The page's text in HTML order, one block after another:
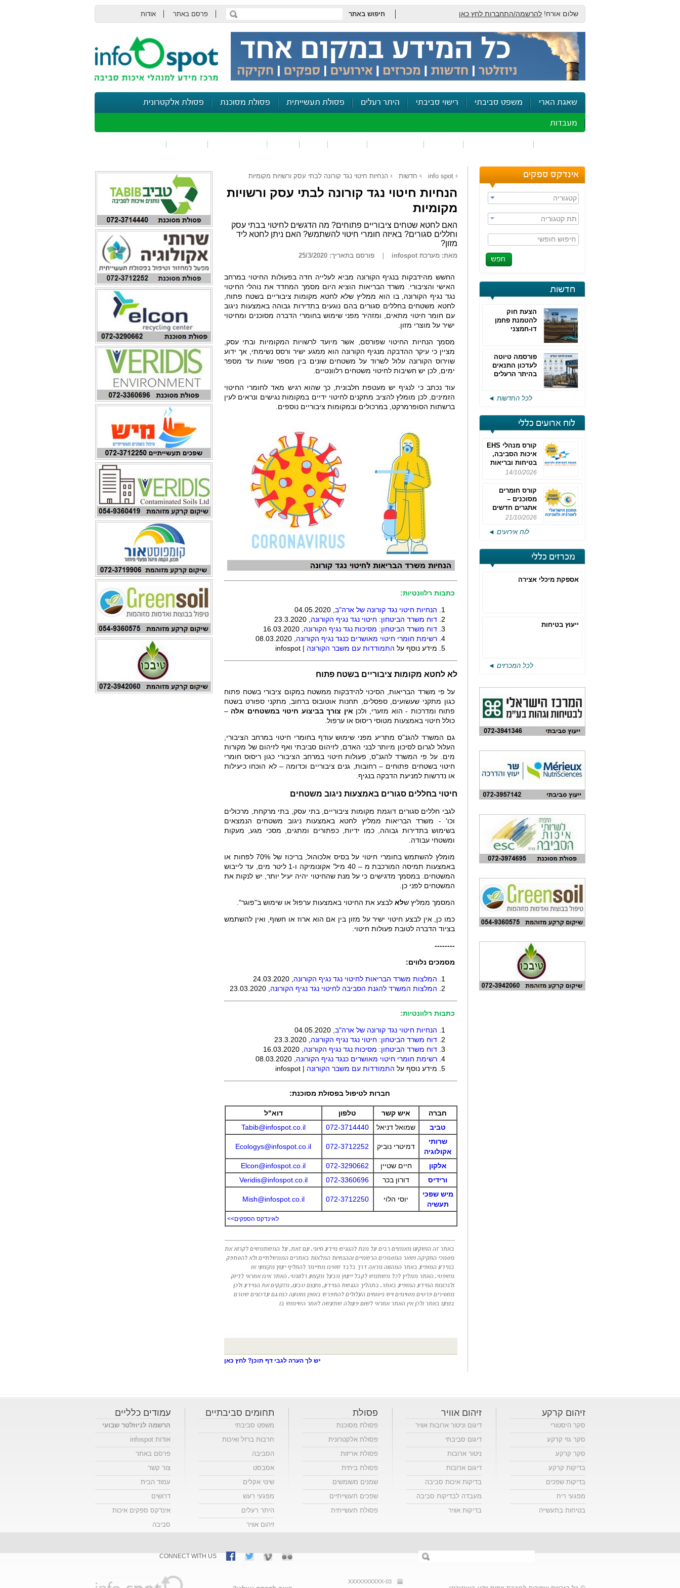
שלום אורח! להרשמה/התחברות לחץ כאן חיפוש באתר פרסם באתר אודות
שאגת הארי משפט סביבתי רישוי סביבתי היתר רעלים פסולת תעשייתית פסולת מסוכנת פסולת אלקטרונית
מעבדות
אינדקס ספקים
קטגוריה
תת קטגוריה
חיפוש חופשי
חדשות
הצעת חוק
להטמנת פחמן
דו-חמצני
פורסמה טיוטה
לעדכון התנאים
בהיתר הרעלים
לכל החדשות ◄
לוח ארועים כללי
קורס מנהלי EHS
איכות הסביבה,
בטיחות ובריאות
תעסוקתית
14/10/2026
קורס חומרים
מסוכנים –
אתגרים חדשים
והערכות לחוק
מחזור 4
21/10/2026
לוח אירועים ◄
מכרזים כללי
אספקת מיכלי אצירה
ייעוץ בטיחות
לכל המכרזים ◄
info spot חדשות הנחיות חיטוי נגד קורונה לבתי עסק ורשויות מקומיות
הנחיות חיטוי נגד קורונה לבתי עסק ורשויות
מקומיות
האם לחטא שטחים ציבוריים פתוחים? מה הדגשים לחיטוי בבתי עסק
וחללים סגורים? באיזה חומרי חיטוי להשתמש? האם ניתן לחטא ליד
מזון?
מאת: מערכת infospot פורסם בתאריך: 25/3/2020
החשש מהידבקות בנגיף הקורונה מביא לעלייה חדה בפעולות החיטוי במרחב
האישי והציבורי. משרד הבריאות הוציא היום מסמך המחדד את נוהלי החיטוי
נגד נגיף הקורונה, בו הוא ממליץ שלא לחטא מקומות ציבוריים בשטח פתוח,
לחטא משטחים בחללים סגורים בהם נוגעים בתדירות גבוהה באמצעות ניגוב
עם חומר חיטוי מתאים, ומזהיר מפני שימוש בחומרי הדברה מסוכנים ומחיטוי
ישיר על מוצרי מזון.
מסמך הנחיות החיטוי שפורסם, אשר מיועד לרשויות המקומיות ובתי עסק,
מציין כי עיקר ההדבקה מנגיף הקורונה הוא ממגע ישיר ורסס נשימתי, אך ידוע
שוירוס הקורונה עלול לשרוד על משטחים שונים בין מספר שעות עד מספר
ימים, לכן יש חשיבות לחיטוי משטחים רלוונטיים.
עוד נכתב כי לנגיף יש מעטפת חלבונית, כך שהוא רגיש מאד לחומרי החיטוי
הזמינים, לכן מומלץ להציב מתקנים לחיטוי ידיים במקומות נגישים ונראים לעין
ברשתות הסופרמרקט, במרכולים ובמקומות ציבוריים נוספים.
כתבות רלוונטיות:
הנחיות חיטוי נגד קורונה של ארה"ב
דוח משרד הביטחון: חיטוי נגד נגיף הקורונה 23.3.2020
דוח משרד הביטחון: מסיכות נגד נגיף הקורונה
רשימת חומרי חיטוי מאושרים כנגד נגיף הקורונה 08.03.2020
מידע נוסף על התמודדות עם משבר הקורונה | infospot
לא לחטא מקומות ציבוריים בשטח פתוח
על פי משרד הבריאות, הסיכוי להידבקות ממשטח במקום ציבורי בשטח פתוח
כגון מתקני שעשועים, ספסלים, תחנות אוטובוס ברחוב, מתקני ספורט בשטח
פתוח ומדרכות - הוא מזערי, ולכן אין צורך בביצוע חיטוי במשטחים אלה –
כולל חיטוי באמצעות מטוסי ריסוס או ערפול.
גם המשרד להגנ"ס מתריע מפני שימוש עודף בחומרי חיטוי במרחב הציבורי,
העלול לגרום לסיכון מיותר לבני האדם, לזיהום סביבתי ואף לזיהום של מקורות
מים. על פי המשרד להגנ"ס, פעולות חיטוי במרחב הציבורי כגון ריסוס חומרי
חיטוי בשטחים פתוחים – רחובות, גנים ציבוריים וכדומה – לא הוכחו כיעילות
או נדרשות למניעת הדבקה בנגיף.
חיטוי בחללים סגורים באמצעות ניגוב משטחים
לגבי חללים סגורים דוגמת מקומות ציבוריים, בתי עסק, בתי מרקחת, מרכולים
וכו' - משרד הבריאות ממליץ לחטא באמצעות ניגוב משטחים הנמצאים
בשימוש בתדירות גבוהה, כמו ידיות, כפתורים ומתגים, מסכי מגע, מעקות
ומשטחי עבודה.
מומלץ להשתמש בחומרי חיטוי על בסיס אלכוהול, בריכוז של 70% לפחות או
באמצעות תמיסה המורכבת מ – 40 מיל' אקונומיקה ו-1 ליטר מים, עד לייבוש
המשטחים. במסמך מדגישים כי על מנת שהחיטוי יהיה יעיל יותר, יש לנקות את
המשטחים לפני כן.
המסמך ממליץ שלא לבצע את החיטוי באמצעות ערפול או שימוש ב"פוגר".
כמו כן, אין לבצע חיטוי ישיר על מזון בין אם הוא ארוז או חשוף, ואין להשתמש
בציוד הדברה לטובת פעולות חיטוי.
--------
מסמכים נלווים:
המלצות משרד הבריאות לחיטוי נגד נגיף הקורונה
המלצות המשרד להגנת הסביבה לחיטוי נגד נגיף הקורונה
כתבות רלוונטיות:
הנחיות חיטוי נגד קורונה של ארה"ב
דוח משרד הביטחון: חיטוי נגד נגיף הקורונה 23.3.2020
דוח משרד הביטחון: מסיכות נגד נגיף הקורונה
רשימת חומרי חיטוי מאושרים כנגד נגיף הקורונה 08.03.2020
מידע נוסף על התמודדות עם משבר הקורונה | infospot
חברות לטיפול בפסולת מסוכנת:
חברה איש קשר טלפון
דוא"ל
טביב
שמואל דניאל 072-3714440
Tabib@infospot.co.il
שרותי
אקולוגיה
דמיטרי נוביק 072-3712252
Ecologys@infospot.co.il
אלקון חיים שטיין 072-3290662
Elcon@infospot.co.il
ורידיס
דורון בכר 072-3360696
Veridis@infospot.co.il
מיש שפכי
תעשיה
יוסי הלוי 072-3712250
Mish@infospot.co.il
לאינדקס הספקים>>
יש לך הערה לגבי דף תוכן? לחץ כאן
זיהום קרקע
סקר היסטורי
סקר גזי קרקע
סקר קרקע
בדיקות קרקע
בדיקות שפכים
מפגעי ריח
בטיחות בתעשייה
זיהום אוויר
דיגום וניטור ארובות אוויר
דיגום סביבתי
ניטור ארובות
דיגום ארובות
בדיקות איכות סביבה
מעבדה לבדיקות סביבה
בדיקות אוויר
פסולת
פסולת מסוכנת
פסולת אלקטרונית
פסולת אריזות
פסולת ביתית
שמנים משומשים
שפכים תעשייתיים
פסולת תעשייתית
תחומים סביבתיים
משפט סביבתי
חרבות ברזל ואיכות
הסביבה
אסבסט
שינוי אקלים
מפגעי רעש
היתר רעלים
זיהום אוויר
עמודים כלליים
הרשמה לניוזלטר שבועי
אודות infospot
פרסם באתר
צור קשר
עמוד הבית
דרושים
אינדקס ספקים איכות
סביבה
CONNECT WITH US
03-XXXXXXXXXX